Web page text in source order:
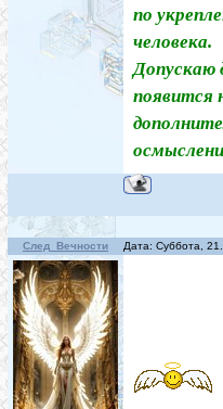
по
человека.
Допускаю
появится
След_Вечности Дата: Суббота,